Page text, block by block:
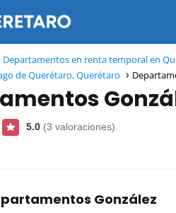
Departamentos en renta temporal en
de Querétaro, Querétaro
5.0 (3 valoraciones)
González